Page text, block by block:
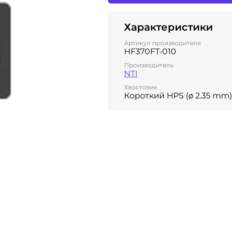
Характеристики
Артикул производителя
HF370FT-010
Производитель
NTI
Хвостовик
Короткий HPS (ø 2.35 mm)